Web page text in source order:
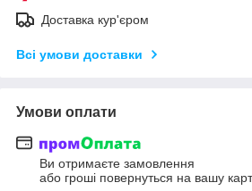
Доставка кур'єром
Всі умови доставки
Умови оплати
Ви отримаєте замовлення
або гроші повернуться на вашу